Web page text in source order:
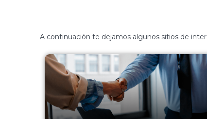
A continuación te dejamos algunos sitios de